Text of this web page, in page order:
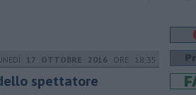
17 OTTOBRE 2016 ORE 18:35
spettatore